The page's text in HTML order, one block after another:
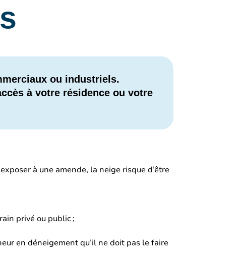
ou industriels.
à votre résidence ou votre
à une amende, la neige risque d’être
privé ou public ;
en déneigement qu’il ne doit pas le faire